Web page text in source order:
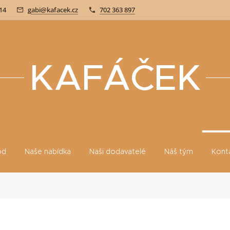
gabi@kafacek.cz 702 363 897
KAFÁČEK
Naše nabídka Naši dodavatelé Náš tým